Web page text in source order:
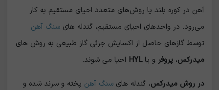
آهن در کوره بلند یا روش‌های متعدد احیای مستقیم به کار
می‌رود. در واحدهای احیاي مستقیم، گندله های سنگ آهن
توسط گازهای حاصل از اکسایش جزئی گاز طبیعی به روش های
میدرکس، پروفر و یاHYL احیا می شوند.
در روش میدرکس، گندله های سنگ آهن پخته و سرند شده و